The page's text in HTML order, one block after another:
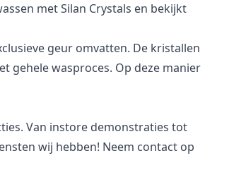
met Silan Crystals en bekijkt
geur omvatten. De kristallen
gehele wasproces. Op deze manier
Van instore demonstraties tot
wij hebben! Neem contact op